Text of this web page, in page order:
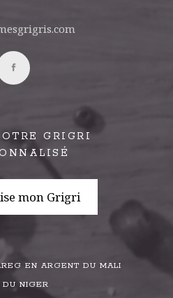
GRIGRI
mon Grigri
EN ARGENT DU MALI
DU NIGER